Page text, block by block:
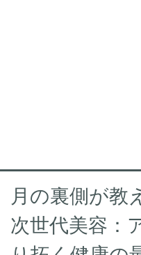
月の裏側が教
次世代美容：